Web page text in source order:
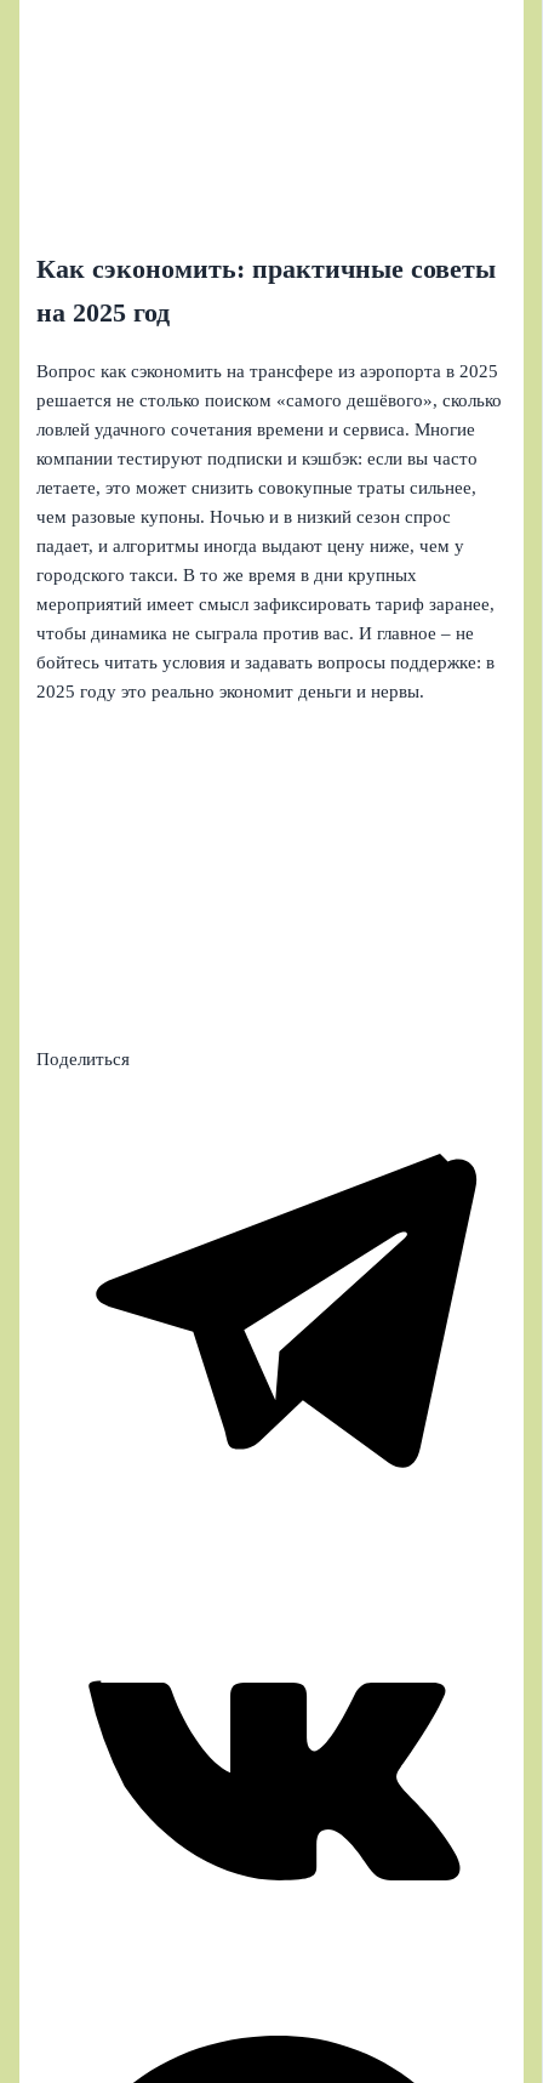
Как сэкономить: практичные советы
на 2025 год
Вопрос как сэкономить на трансфере из аэропорта в 2025
решается не столько поиском «самого дешёвого», сколько
ловлей удачного сочетания времени и сервиса. Многие
компании тестируют подписки и кэшбэк: если вы часто
летаете, это может снизить совокупные траты сильнее,
чем разовые купоны. Ночью и в низкий сезон спрос
падает, и алгоритмы иногда выдают цену ниже, чем у
городского такси. В то же время в дни крупных
мероприятий имеет смысл зафиксировать тариф заранее,
чтобы динамика не сыграла против вас. И главное – не
бойтесь читать условия и задавать вопросы поддержке: в
2025 году это реально экономит деньги и нервы.
Поделиться